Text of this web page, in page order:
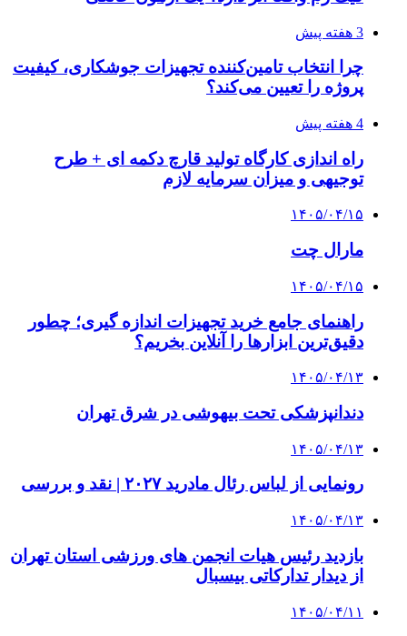
3 هفته پیش
چرا انتخاب تامین‌کننده تجهیزات جوشکاری، کیفیت
پروژه را تعیین می‌کند؟
4 هفته پیش
راه اندازی کارگاه تولید قارچ دکمه ای + طرح
توجیهی و میزان سرمایه لازم
۱۴۰۵/۰۴/۱۵
مارال چت
۱۴۰۵/۰۴/۱۵
راهنمای جامع خرید تجهیزات اندازه گیری؛ چطور
دقیق‌ترین ابزارها را آنلاین بخریم؟
۱۴۰۵/۰۴/۱۳
دندانپزشکی تحت بیهوشی در شرق تهران
۱۴۰۵/۰۴/۱۳
رونمایی از لباس رئال مادرید ۲۰۲۷ | نقد و بررسی
۱۴۰۵/۰۴/۱۳
بازدید رئیس هیات انجمن های ورزشی استان تهران
از دیدار تدارکاتی بیسبال
۱۴۰۵/۰۴/۱۱